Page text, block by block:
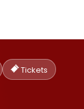
Tickets